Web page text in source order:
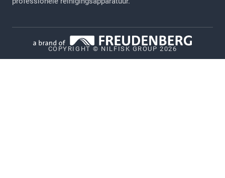
Vulnerability Disclosure Policy
COPYRIGHT © NILFISK GROUP 2026